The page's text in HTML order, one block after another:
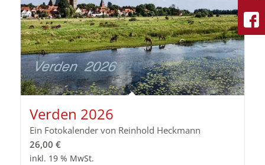
Verden 2026
Ein Fotokalender von Reinhold Heckmann
26,00 €
inkl. 19 % MwSt.